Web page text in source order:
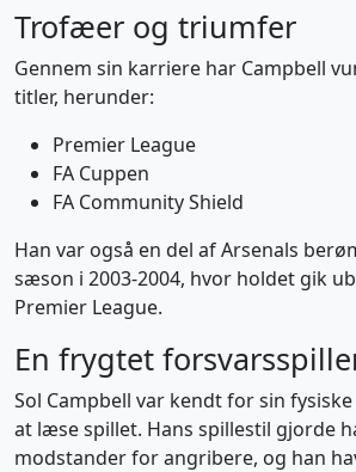
Trofæer og triumfer
Gennem sin karriere har Campbell
titler, herunder:
Premier League
FA Cuppen
FA Community Shield
Han var også en del af Arsenals
sæson i 2003-2004, hvor holdet gik
Premier League.
En frygtet
Sol Campbell var kendt for sin
at læse spillet. Hans spillestil gjorde
modstander for angribere, og han